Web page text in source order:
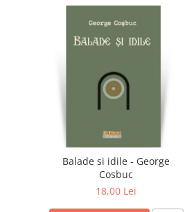
Balade si idile - George
Cosbuc
18,00 Lei